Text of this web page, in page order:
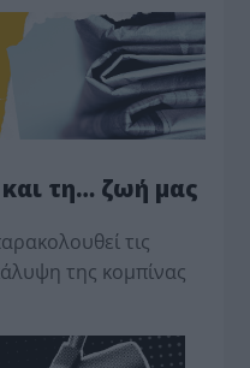
τη… ζωή μας
τις
της κο­μπίνας